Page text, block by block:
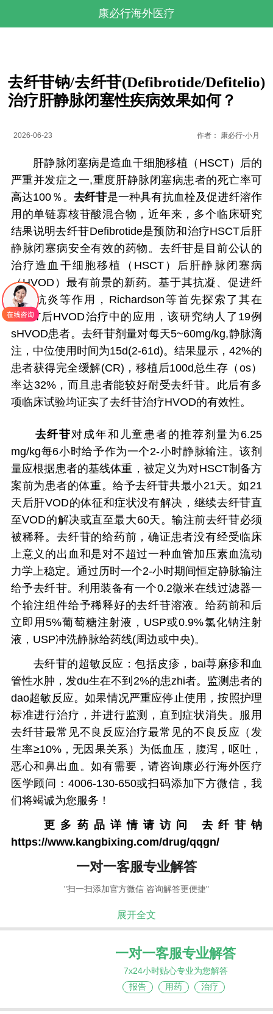
康必行海外医疗
去纤苷钠/去纤苷(Defibrotide/Defitelio)
治疗肝静脉闭塞性疾病效果如何？
2026-06-23 作者： 康必行-小月
肝静脉闭塞病是造血干细胞移植（HSCT）后的
严重并发症之一,重度肝静脉闭塞病患者的死亡率可
高达100％。 去纤苷是一种具有抗血栓及促进纤溶作
用的单链寡核苷酸混合物，近年来，多个临床研究
结果说明去纤苷Defibrotide是预防和治疗HSCT后肝
静脉闭塞病安全有效的药物。去纤苷是目前公认的
治疗造血干细胞移植（HSCT）后肝静脉闭塞病
（HVOD）最有前景的新药。基于其抗凝、促进纤
溶、抗炎等作用，Richardson等首先探索了其在
HSCT后HVOD治疗中的应用，该研究纳人了19例
sHVOD患者。去纤苷剂量对每天5~60mg/kg,静脉滴
注，中位使用时间为15d(2-61d)。结果显示，42%的
患者获得完全缓解(CR)，移植后100d总生存（os）
率达32%，而且患者能较好耐受去纤苷。此后有多
项临床试验均证实了去纤苷治疗HVOD的有效性。
去纤苷对成年和儿童患者的推荐剂量为6.25
mg/kg每6小时给予作为一个2-小时静脉输注。该剂
量应根据患者的基线体重，被定义为对HSCT制备方
案前为患者的体重。给予去纤苷共最小21天。如21
天后肝VOD的体征和症状没有解决，继续去纤苷直
至VOD的解决或直至最大60天。输注前去纤苷必须
被稀释。去纤苷的给药前，确证患者没有经受临床
上意义的出血和是对不超过一种血管加压素血流动
力学上稳定。通过历时一个2-小时期间恒定静脉输注
给予去纤苷。利用装备有一个0.2微米在线过滤器一
个输注组件给予稀释好的去纤苷溶液。给药前和后
立即用5%葡萄糖注射液，USP或0.9%氯化钠注射
液，USP冲洗静脉给药线(周边或中央)。
去纤苷的超敏反应：包括皮疹，bai荨麻疹和血
管性水肿，发du生在不到2%的患zhi者。监测患者的
dao超敏反应。如果情况严重应停止使用，按照护理
标准进行治疗，并进行监测，直到症状消失。服用
去纤苷最常见不良反应治疗最常见的不良反应（发
生率≥10%，无因果关系）为低血压，腹泻，呕吐，
恶心和鼻出血。如有需要，请咨询康必行海外医疗
医学顾问：4006-130-650或扫码添加下方微信，我
们将竭诚为您服务！
更多药品详情请访问 去纤苷钠
https://www.kangbixing.com/drug/qqgn/
一对一客服专业解答
"扫一扫添加官方微信 咨询解答更便捷"
展开全文
一对一客服专业解答
7x24小时贴心专业为您解答
报告
用药 治疗